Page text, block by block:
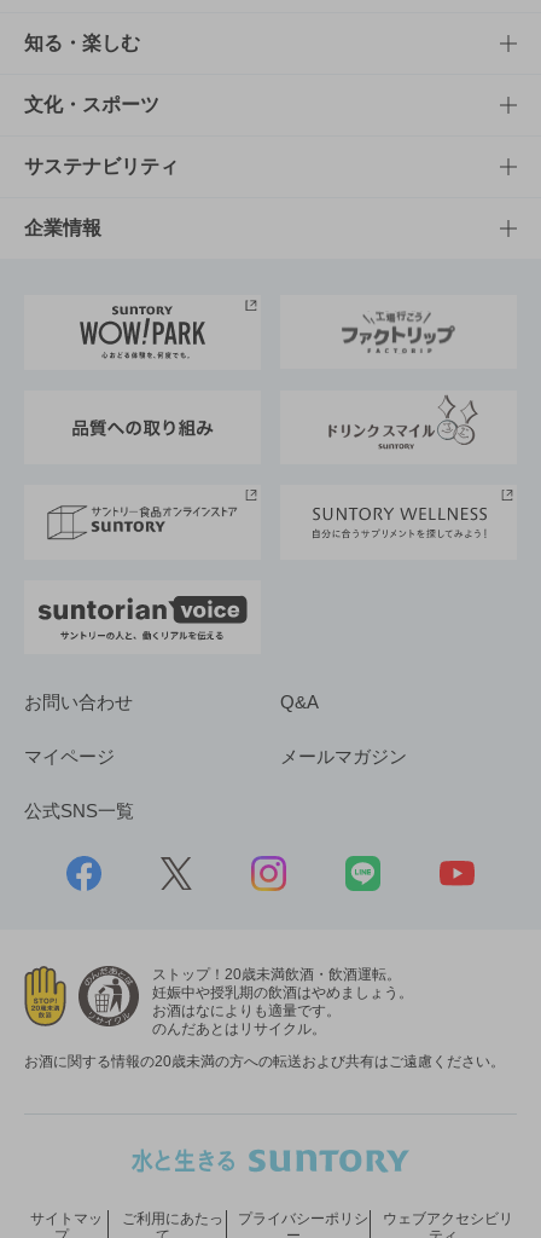
商品TOP
商品一覧
商品発売情報
栄養成分一覧
知る・楽しむ
知る・楽しむTOP
キャンペーン
工場見学
地域情報
文化・スポーツ
文化・スポーツTOP
サントリーホール
サントリーサンバーズ大阪
サステナビリティ
サステナビリティTOP
サントリーが考えるサステナビリティ経営
企業情報
企業概要
採用情報
お問い合わせ Q&A
マイページ メールマガジン
公式SNS一覧
ストップ！20歳未満飲酒・飲酒運転。
妊娠中や授乳期の飲酒はやめましょう。
お酒はなによりも適量です。
のんだあとはリサイクル。
お酒に関する情報の20歳未満の方への転送および共有はご遠慮ください。
サイトマッ
ご利用にあたっ
プライバシーポリシ
ウェブアクセシビリ